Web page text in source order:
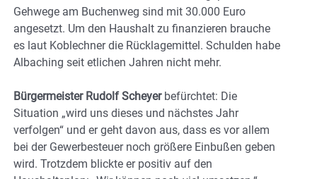
Gehwege am Buchenweg sind mit 30.000 Euro
angesetzt. Um den Haushalt zu finanzieren brauche
es laut Koblechner die Rücklagemittel. Schulden habe
Albaching seit etlichen Jahren nicht mehr.
Bürgermeister Rudolf Scheyerbefürchtet: Die
Situation „wird uns dieses und nächstes Jahr
verfolgen“ und er geht davon aus, dass es vor allem
bei der Gewerbesteuer noch größere Einbußen geben
wird. Trotzdem blickte er positiv auf den